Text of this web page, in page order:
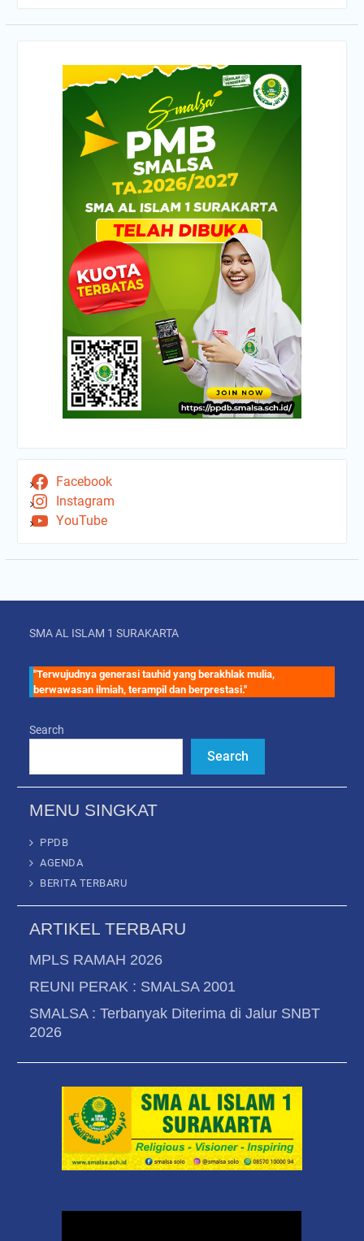
Facebook
Instagram
YouTube
SMA AL ISLAM 1 SURAKARTA
"Terwujudnya generasi tauhid yang berakhlak mulia,
berwawasan ilmiah, terampil dan berprestasi."
Search
Search
MENU SINGKAT
PPDB
AGENDA
BERITA TERBARU
ARTIKEL TERBARU
MPLS RAMAH 2026
REUNI PERAK : SMALSA 2001
SMALSA : Terbanyak Diterima di Jalur SNBT
2026